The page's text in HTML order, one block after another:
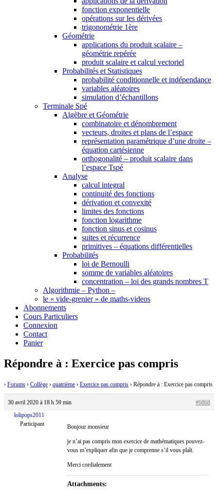
fonction exponentielle
opérations sur les dérivées
trigonométrie 1ère
Géométrie
applications du produit scalaire –
géométrie repérée
produit scalaire et calcul vectoriel
Probabilités et Statistiques
probabilité conditionnelle et indépendance
variables aléatoires
simulation d’échantillons
Terminale Spé
Algèbre et Géométrie
combinatoire et dénombrement
vecteurs, droites et plans de l’espace
représentation paramétrique d’une droite –
équation cartésienne
orthogonalité – produit scalaire dans
l’espace Tspé
Analyse
calcul integral
continuité des fonctions
dérivation et convexité
limites des fonctions
fonction logarithme
fonction sinus et cosinus
suites et récurrence
primitives – équations différentielles
Probabilités
loi de Bernoulli
somme de variables aléatoires
concentration – loi des grands nombres T
Algorithmie – Python –
le « vide-grenier » de maths-videos
Abonnements
Cours Particuliers
Connexion
Contact
Panier
Répondre à : Exercice pas compris
› Forums › Collège › quatrième › Exercice pas compris › Répondre à : Exercice pas compris
30 avril 2020 à 18 h 59 min
#6868
lolipops2011
Participant
Bonjour monsieur
je n’ai pas compris mon exercice de mathématiques pouvez-
vous m’expliquer afin que je comprenne s’il vous plaît.
Merci cordialement
Attachments: